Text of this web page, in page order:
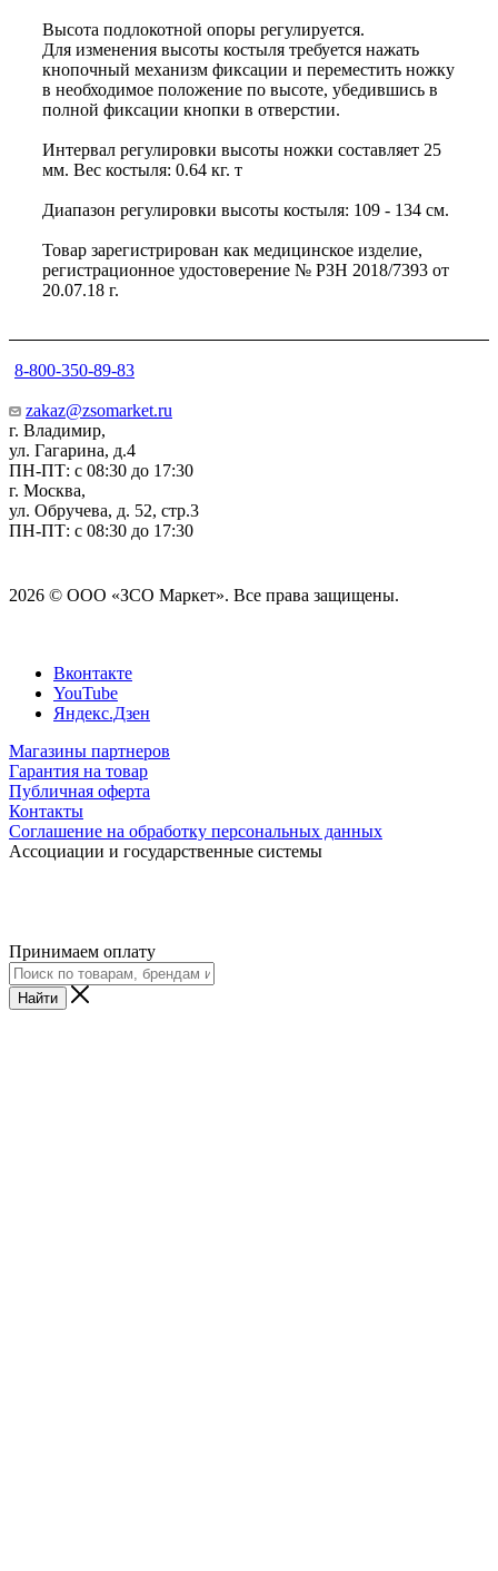
Высота подлокотной опоры регулируется.
Для изменения высоты костыля требуется нажать
кнопочный механизм фиксации и переместить ножку
в необходимое положение по высоте, убедившись в
полной фиксации кнопки в отверстии.
Интервал регулировки высоты ножки составляет 25
мм. Вес костыля: 0.64 кг. т
Диапазон регулировки высоты костыля: 109 - 134 см.
Товар зарегистрирован как медицинское изделие,
регистрационное удостоверение № РЗН 2018/7393 от
20.07.18 г.
8-800-350-89-83
zakaz@zsomarket.ru
г. Владимир,
ул. Гагарина, д.4
ПН-ПТ: с 08:30 до 17:30
г. Москва,
ул. Обручева, д. 52, стр.3
ПН-ПТ: с 08:30 до 17:30
2026 © ООО «ЗСО Маркет». Все права защищены.
Вконтакте
YouTube
Яндекс.Дзен
Магазины партнеров
Гарантия на товар
Публичная оферта
Контакты
Соглашение на обработку персональных данных
Ассоциации и государственные системы
Принимаем оплату
Найти